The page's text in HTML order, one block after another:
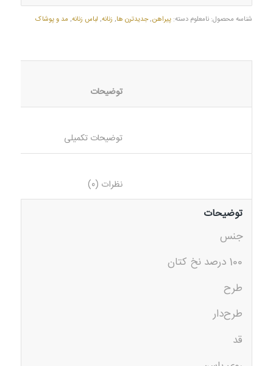
شناسه محصول: نامعلوم دسته: پیراهن,جدیدترن ها, زنانه, لباس زنانه, مد و پوشاک
توضیحات
جنس
100 درصد نخ کتان
طرح
طرح‌دار
قد